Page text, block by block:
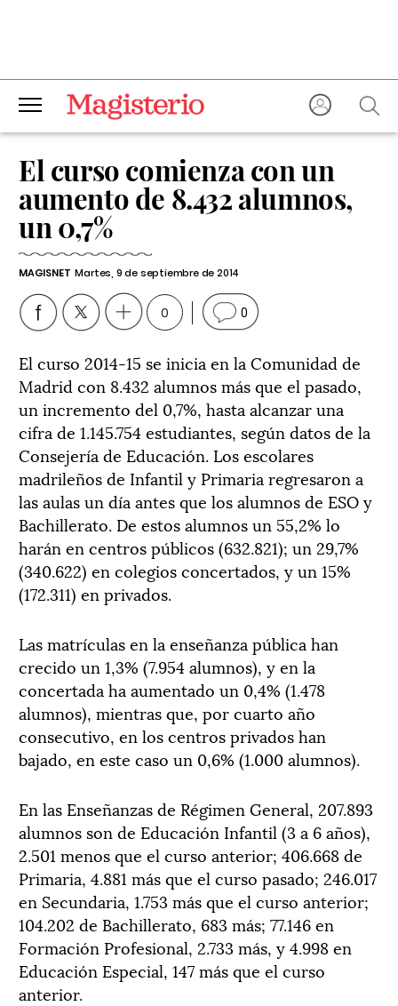
El curso comienza con un
aumento de 8.432 alumnos,
un 0,7%
MAGISNET Martes, 9 de septiembre de 2014
0 0
El curso 2014-15 se inicia en la Comunidad de
Madrid con 8.432 alumnos más que el pasado,
un incremento del 0,7%, hasta alcanzar una
cifra de 1.145.754 estudiantes, según datos de la
Consejería de Educación. Los escolares
madrileños de Infantil y Primaria regresaron a
las aulas un día antes que los alumnos de ESO y
Bachillerato. De estos alumnos un 55,2% lo
harán en centros públicos (632.821); un 29,7%
(340.622) en colegios concertados, y un 15%
(172.311) en privados.
Las matrículas en la enseñanza pública han
crecido un 1,3% (7.954 alumnos), y en la
concertada ha aumentado un 0,4% (1.478
alumnos), mientras que, por cuarto año
consecutivo, en los centros privados han
bajado, en este caso un 0,6% (1.000 alumnos).
En las Enseñanzas de Régimen General, 207.893
alumnos son de Educación Infantil (3 a 6 años),
2.501 menos que el curso anterior; 406.668 de
Primaria, 4.881 más que el curso pasado; 246.017
en Secundaria, 1.753 más que el curso anterior;
104.202 de Bachillerato, 683 más; 77.146 en
Formación Profesional, 2.733 más, y 4.998 en
Educación Especial, 147 más que el curso
anterior.